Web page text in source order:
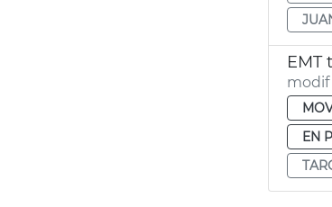
EMT
EN